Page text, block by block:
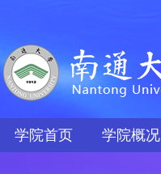
学院首页 学院概况